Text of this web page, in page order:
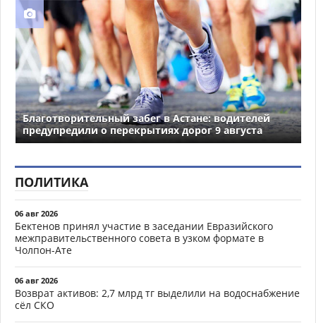
Благотворительный забег в Астане: водителей
предупредили о перекрытиях дорог 9 августа
ПОЛИТИКА
06 авг 2026
Бектенов принял участие в заседании Евразийского
межправительственного совета в узком формате в
Чолпон-Ате
06 авг 2026
Возврат активов: 2,7 млрд тг выделили на водоснабжение
сёл СКО